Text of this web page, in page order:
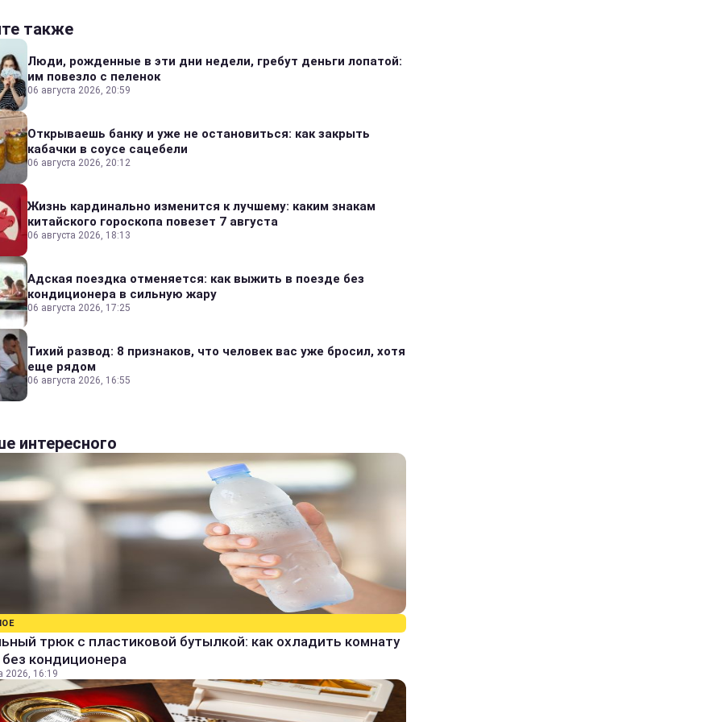
также
Люди, рожденные в эти дни недели, гребут деньги лопатой:
им повезло с пеленок
06 августа 2026, 20:59
Открываешь банку и уже не остановиться: как закрыть
кабачки в соусе сацебели
06 августа 2026, 20:12
Жизнь кардинально изменится к лучшему: каким знакам
китайского гороскопа повезет 7 августа
06 августа 2026, 18:13
Адская поездка отменяется: как выжить в поезде без
кондиционера в сильную жару
06 августа 2026, 17:25
Тихий развод: 8 признаков, что человек вас уже бросил, хотя
еще рядом
06 августа 2026, 16:55
интересного
трюк с пластиковой бутылкой: как охладить комнату
кондиционера
2026, 16:19